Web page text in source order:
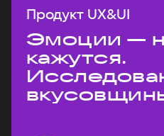
Продукт UX&UI
Эмоции —
кажутся.